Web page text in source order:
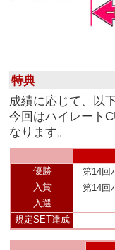
特典
成績に応じて、以
今回はハイレート
なります。
優勝
第14回
入賞
第14回
入選
規定SET達成